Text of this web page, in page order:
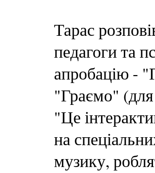
Тарас
педагоги та
апробацію -
"Граємо" (для
"Це
на
музику,